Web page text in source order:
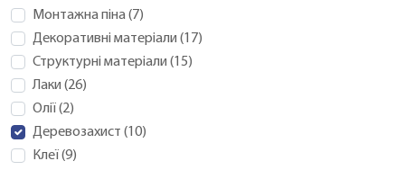
Монтажна піна(7)
Декоративні матеріали (17)
Структурні матеріали (15)
Лаки (26)
Олії (2)
Деревозахист (10)
Клеї (9)